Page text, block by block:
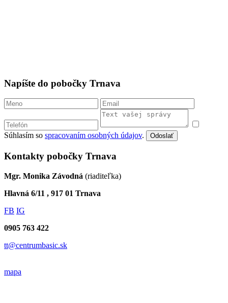
Napíšte do pobočky Trnava
Súhlasím so spracovaním osobných údajov. Odoslať
Kontakty pobočky Trnava
Mgr. Monika Závodná (riaditeľka)
Hlavná 6/11 , 917 01 Trnava
FB IG
0905 763 422
tt@centrumbasic.sk
mapa